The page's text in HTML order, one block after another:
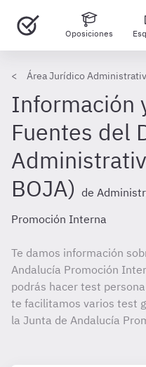
Oposiciones
Área Jurídico
Información
Fuentes del
BOJA) de
Promoción Interna
Te damos información
Andalucía Promoción
podrás hacer test
te facilitamos varios test
la Junta de Andalucía